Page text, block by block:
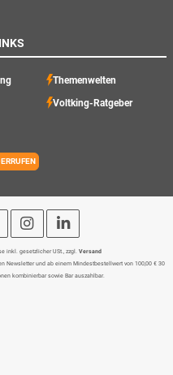
Themenwelten
Voltking-Ratgeber
inkl. gesetzlicher USt., zzgl. Versand
Newsletter und ab einem Mindestbestellwert von 100,00 € 30
kombinierbar sowie Bar auszahlbar.